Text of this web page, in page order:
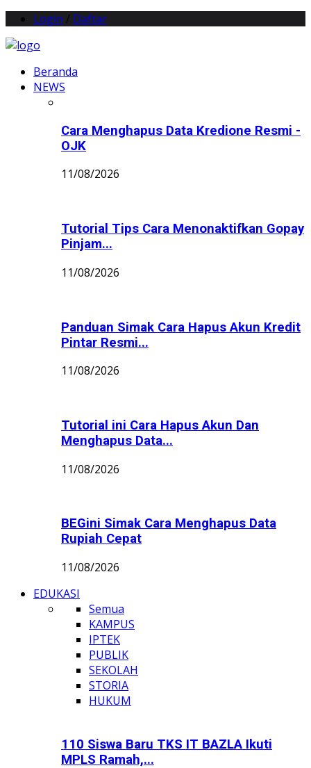
Login / Daftar
Beranda
NEWS
Cara Menghapus Data Kredione Resmi -
OJK
11/08/2026
Tutorial Tips Cara Menonaktifkan Gopay
Pinjam...
11/08/2026
Panduan Simak Cara Hapus Akun Kredit
Pintar Resmi...
11/08/2026
Tutorial ini Cara Hapus Akun Dan
Menghapus Data...
11/08/2026
BEGini Simak Cara Menghapus Data
Rupiah Cepat
11/08/2026
EDUKASI
Semua
KAMPUS
IPTEK
PUBLIK
SEKOLAH
STORIA
HUKUM
110 Siswa Baru TKS IT BAZLA Ikuti
MPLS Ramah,...